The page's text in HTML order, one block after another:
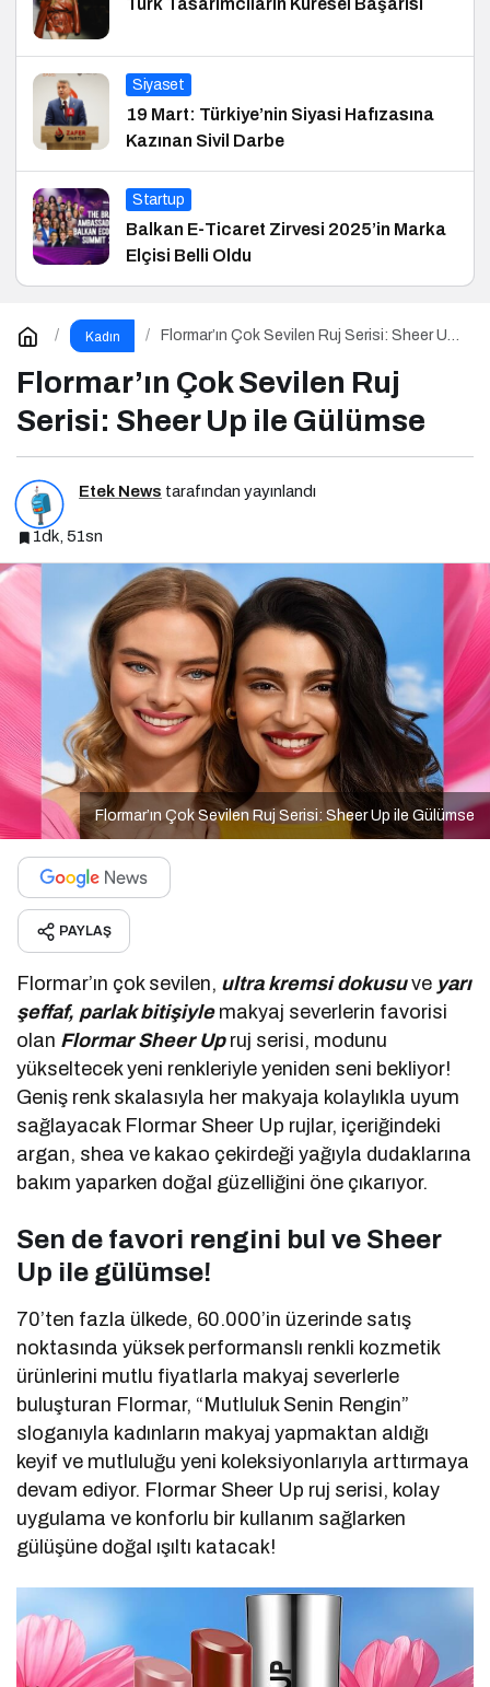
Siyaset
19 Mart: Türkiye’nin Siyasi Hafızasına
Kazınan Sivil Darbe
Startup
Balkan E-Ticaret Zirvesi 2025’in Marka
Elçisi Belli Oldu
Kadın
Flormar’ın Çok Sevilen Ruj Serisi: Sheer Up
Flormar’ın Çok Sevilen Ruj
Serisi: Sheer Up ile Gülümse
Etek News tarafından yayınlandı
1dk, 51sn
Flormar’ın Çok Sevilen Ruj Serisi: Sheer Up ile Gülümse
PAYLAŞ
Flormar’ın çok sevilen, ultra kremsi dokusuve yarı
şeffaf, parlak bitişiylemakyaj severlerin favorisi
olan Flormar Sheer Upruj serisi, modunu
yükseltecek yeni renkleriyle yeniden seni bekliyor!
Geniş renk skalasıyla her makyaja kolaylıkla uyum
sağlayacak Flormar Sheer Up rujlar, içeriğindeki
argan, shea ve kakao çekirdeği yağıyla dudaklarına
bakım yaparken doğal güzelliğini öne çıkarıyor.
Sen de favori rengini bul ve Sheer
Up ile gülümse!
70’ten fazla ülkede, 60.000’in üzerinde satış
noktasında yüksek performanslı renkli kozmetik
ürünlerini mutlu fiyatlarla makyaj severlerle
buluşturan Flormar, “Mutluluk Senin Rengin”
sloganıyla kadınların makyaj yapmaktan aldığı
keyif ve mutluluğu yeni koleksiyonlarıyla arttırmaya
devam ediyor. Flormar Sheer Up ruj serisi, kolay
uygulama ve konforlu bir kullanım sağlarken
gülüşüne doğal ışıltı katacak!